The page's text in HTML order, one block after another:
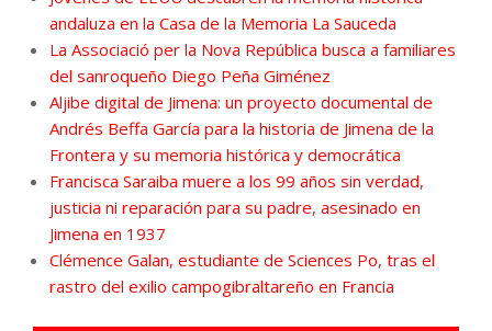
andaluza en la Casa de la Memoria La Sauceda
La Associació per la Nova República busca a familiares
del sanroqueño Diego Peña Giménez
Aljibe digital de Jimena: un proyecto documental de
Andrés Beffa García para la historia de Jimena de la
Frontera y su memoria histórica y democrática
Francisca Saraiba muere a los 99 años sin verdad,
justicia ni reparación para su padre, asesinado en
Jimena en 1937
Clémence Galan, estudiante de Sciences Po, tras el
rastro del exilio campogibraltareño en Francia